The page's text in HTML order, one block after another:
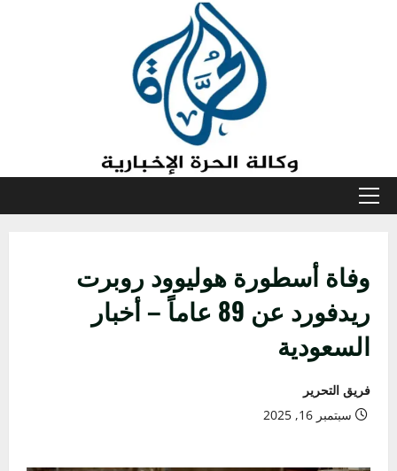
القائمة
وفاة أسطورة هوليوود روبرت
ريدفورد عن 89 عاماً – أخبار
السعودية
فريق التحرير
سبتمبر 16, 2025